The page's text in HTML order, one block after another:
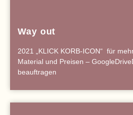
Way out
2021 „KLICK KORB-ICON“ für
Material und Preisen –
beauftragen